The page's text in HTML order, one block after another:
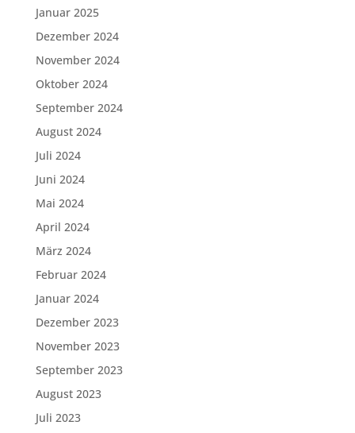
Januar 2025
Dezember 2024
November 2024
Oktober 2024
September 2024
August 2024
Juli 2024
Juni 2024
Mai 2024
April 2024
März 2024
Februar 2024
Januar 2024
Dezember 2023
November 2023
September 2023
August 2023
Juli 2023